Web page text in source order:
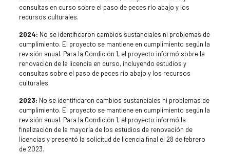
consultas en curso sobre el paso de peces río abajo y los
recursos culturales.
2024: No se identificaron cambios sustanciales ni problemas de
cumplimiento. El proyecto se mantiene en cumplimiento según la
revisión anual. Para la Condición 1, el proyecto informó sobre la
renovación de la licencia en curso, incluyendo estudios y
consultas sobre el paso de peces río abajo y los recursos
culturales.
2023: No se identificaron cambios sustanciales ni problemas de
cumplimiento. El proyecto se mantiene en cumplimiento según la
revisión anual. Para la Condición 1, el proyecto informó la
finalización de la mayoría de los estudios de renovación de
licencias y presentó la solicitud de licencia final el 28 de febrero
de 2023.